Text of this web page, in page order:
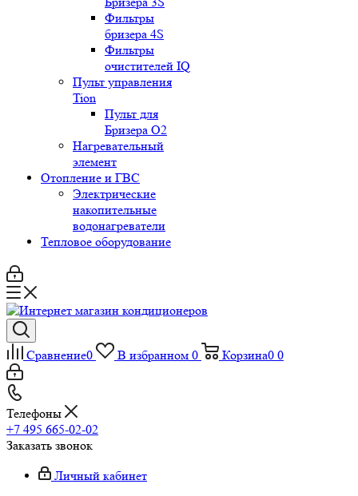
Фильтры
бризера 4S
Фильтры
очистителей IQ
Пульт управления
Tion
Пульт для
Бризера O2
Нагревательный
элемент
Отопление и ГВС
Электрические
накопительные
водонагреватели
Тепловое оборудование
Сравнение0 В избранном 0 Корзина0 0
Телефоны
+7 495 665-02-02
Заказать звонок
Личный кабинет